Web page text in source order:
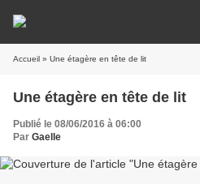
Accueil » Une étagère en tête de lit
Une étagère en tête de lit
Publié le 08/06/2016 à 06:00
Par Gaelle